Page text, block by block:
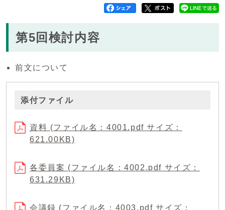
第5回検討内容
前文について
添付ファイル
資料 (ファイル名：4001.pdf サイズ：
621.00KB)
各委員案 (ファイル名：4002.pdf サイズ：
631.29KB)
会議録 (ファイル名：4003.pdf サイズ：